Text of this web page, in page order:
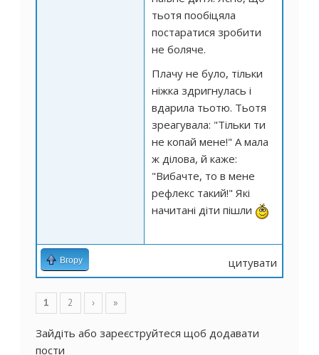
тьотя пообіцяла
постаратися зробити
не боляче.
Плачу не було, тільки
ніжка здригнулась і
вдарила тьотю. Тьотя
зреагувала: "Тільки ти
не копай мене!" А мала
ж ділова, й каже:
"Вибачте, то в мене
рефлекс такий!" Які
начитані діти пішли
Вгору цитувати
Сторінки
1 2 › »
Зайдіть або зареєструйтеся щоб додавати
пости